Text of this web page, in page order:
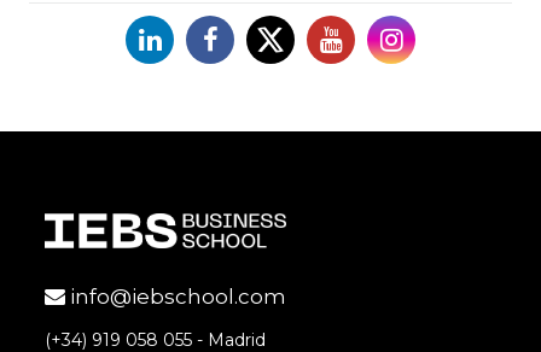
LinkedinFacebook
X YouTubeInstagram
info@iebschool.com
(+34) 919 058 055 - Madrid